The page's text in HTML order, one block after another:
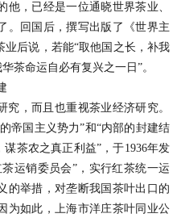
，已经是一位通晓世界茶业、
。回国后，撰写出版了《世界主
后说，若能“取他国之长，补我
茶命运自必有复兴之一日”。
，而且也重视茶业经济研究。
帝国主义势力”和“内部的封建结
茶农之真正利益”，于1936年发
运销委员会”，实行红茶统一运
的举措，对垄断我国茶叶出口的
为如此，上海市洋庄茶叶同业公